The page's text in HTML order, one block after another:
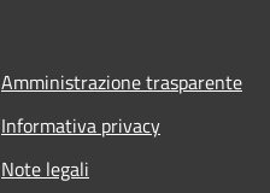
Amministrazione trasparente
Informativa privacy
Note legali